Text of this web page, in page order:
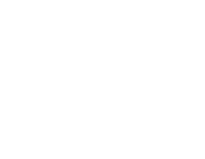
AllCzech Promotion & Realiťák